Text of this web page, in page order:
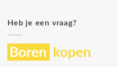
Heb je een vraag?